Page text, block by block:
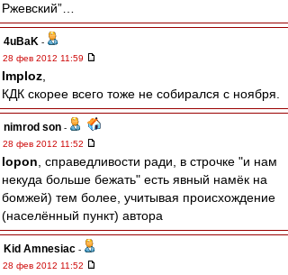
Ржевский”…
4uBaK -
28 фев 2012 11:59
Imploz
КДК скорее всего тоже не собирался с ноября.
nimrod son -
28 фев 2012 11:52
lopon , справедливости ради, в строчке "и нам
некуда больше бежать" есть явный намёк на
бомжей) тем более, учитывая происхождение
(населённый пункт) автора
Kid Amnesiac -
28 фев 2012 11:52